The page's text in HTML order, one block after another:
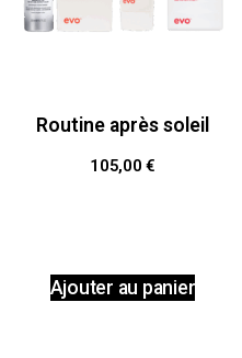
Routine après soleil
105,00€
Ajouter au panier